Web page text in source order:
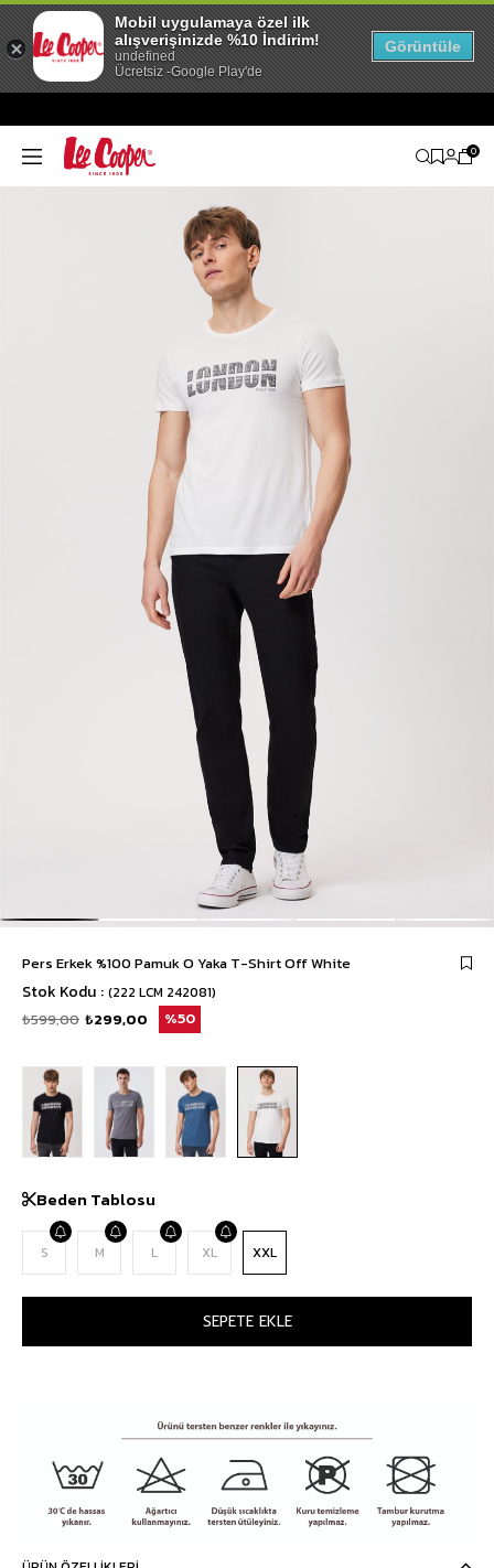
0
Pers Erkek %100 Pamuk O Yaka T-Shirt Off White
Stok Kodu (222 LCM 242081)
₺599,00 ₺299,00 50
Beden Tablosu
S M L XL XXL
Mobil uygulamaya özel ilk
alışverişinizde %10 İndirim!
undefined
Ücretsiz -Google Play'de
Görüntüle